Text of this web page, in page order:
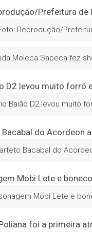
Reprodução/
Moleca Sapeca fez
Baião D2 levou muito
Bacabal do
Mobi Lete e